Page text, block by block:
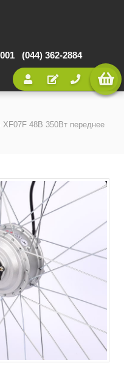
(044) 362-2884
XF07F 48В 350Вт переднее